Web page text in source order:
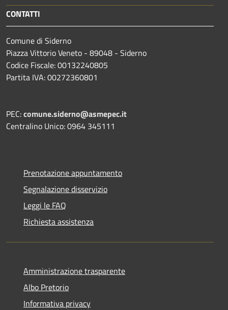
CONTATTI
Comune di Siderno
Piazza Vittorio Veneto - 89048 - Siderno
Codice Fiscale: 00132240805
Partita IVA: 00272360801
PEC:comune.siderno@asmepec.it
Centralino Unico: 0964 345111
Prenotazione appuntamento
Segnalazione disservizio
Leggi le FAQ
Richiesta assistenza
Amministrazione trasparente
Albo Pretorio
Informativa privacy